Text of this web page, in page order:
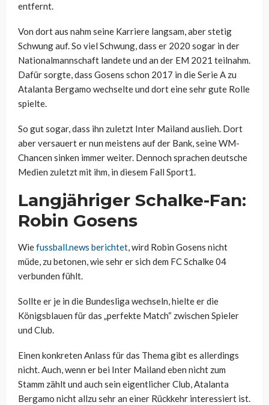
entfernt.
Von dort aus nahm seine Karriere langsam, aber stetig
Schwung auf. So viel Schwung, dass er 2020 sogar in der
Nationalmannschaft landete und an der EM 2021 teilnahm.
Dafür sorgte, dass Gosens schon 2017 in die Serie A zu
Atalanta Bergamo wechselte und dort eine sehr gute Rolle
spielte.
So gut sogar, dass ihn zuletzt Inter Mailand auslieh. Dort
aber versauert er nun meistens auf der Bank, seine WM-
Chancen sinken immer weiter. Dennoch sprachen deutsche
Medien zuletzt mit ihm, in diesem Fall Sport1.
Langjähriger Schalke-Fan:
Robin Gosens
Wiefussball.news berichtet, wird Robin Gosens nicht
müde, zu betonen, wie sehr er sich dem FC Schalke 04
verbunden fühlt.
Sollte er je in die Bundesliga wechseln, hielte er die
Königsblauen für das „perfekte Match“ zwischen Spieler
und Club.
Einen konkreten Anlass für das Thema gibt es allerdings
nicht. Auch, wenn er bei Inter Mailand eben nicht zum
Stamm zählt und auch sein eigentlicher Club, Atalanta
Bergamo nicht allzu sehr an einer Rückkehr interessiert ist.